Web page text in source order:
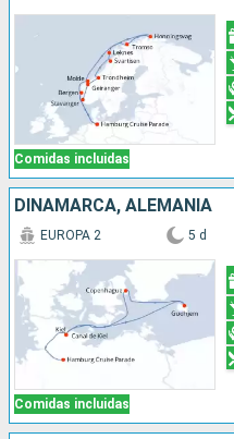
Comidas incluidas
DINAMARCA, ALEMANIA
Comidas incluidas
EUROPA 2 5 d